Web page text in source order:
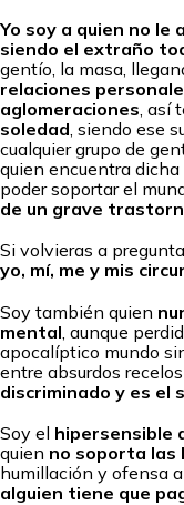
Yo soy a quien no le
siendo el extraño
gentío, la masa,
relaciones
aglomeraciones, así
soledad, siendo ese
cualquier grupo de
quien encuentra
poder soportar el
de un grave
Si volvieras a
yo, mí, me y mis
Soy también quien
mental , aunque
apocalíptico mundo
entre absurdos
discriminado y es el
Soy el hipersensible
quien no soporta las
humillación y ofensa
alguien tiene que